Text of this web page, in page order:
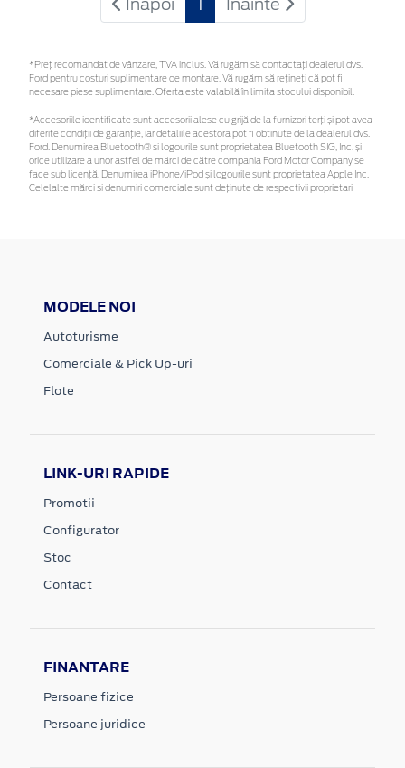
Inapoi 1 Inainte
*Preţ recomandat de vânzare, TVA inclus. Vă rugăm să contactaţi dealerul dvs.
Ford pentru costuri suplimentare de montare. Vă rugăm să rețineți că pot fi
necesare piese suplimentare. Oferta este valabilă în limita stocului disponibil.
*Accesoriile identificate sunt accesorii alese cu grijă de la furnizori terți și pot avea
diferite condiții de garanție, iar detaliile acestora pot fi obținute de la dealerul dvs.
Ford. Denumirea Bluetooth® și logourile sunt proprietatea Bluetooth SIG, Inc. și
orice utilizare a unor astfel de mărci de către compania Ford Motor Company se
face sub licență. Denumirea iPhone/iPod și logourile sunt proprietatea Apple Inc.
Celelalte mărci și denumiri comerciale sunt deținute de respectivii proprietari
MODELE NOI
Autoturisme
Comerciale & Pick Up-uri
Flote
LINK-URI RAPIDE
Promotii
Configurator
Stoc
Contact
FINANTARE
Persoane fizice
Persoane juridice